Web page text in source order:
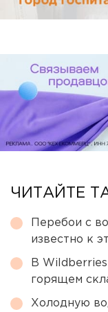
ЧИТАЙТЕ
Перебои с
известно к
В Wildberries
горящем
Холодную